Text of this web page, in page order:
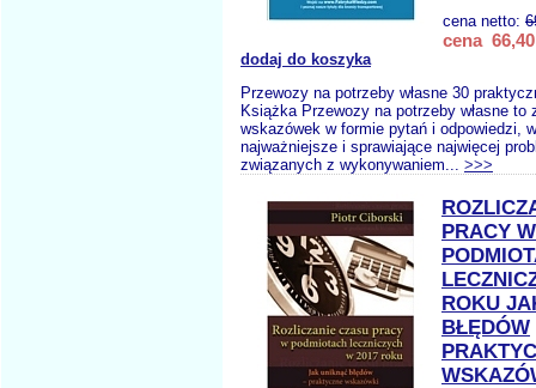
cena netto:
cena 66,40
dodaj do koszyka
Przewozy na potrzeby własne 30
Książka Przewozy na potrzeby własne to
wskazówek w formie pytań i odpowiedzi,
najważniejsze i sprawiające najwięcej
związanych z wykonywaniem... >>>
PRACY W
ROKU
BŁĘDÓW